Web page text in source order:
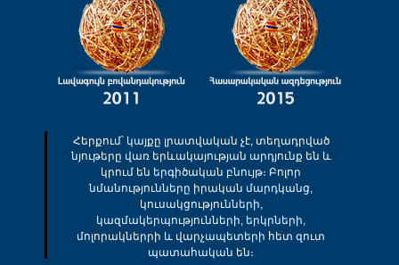
Հերքում՝ կայքը լրատվական չէ, տեղադրված
նյութերը վառ երևակայության արդյունք են և
կրում են երգիծական բնույթ։ Բոլոր
նմանությունները իրական մարդկանց,
կուսակցությունների,
կազմակերպությունների, երկրների,
մոլորակներրի և վարչապետերի հետ զուտ
պատահական են։